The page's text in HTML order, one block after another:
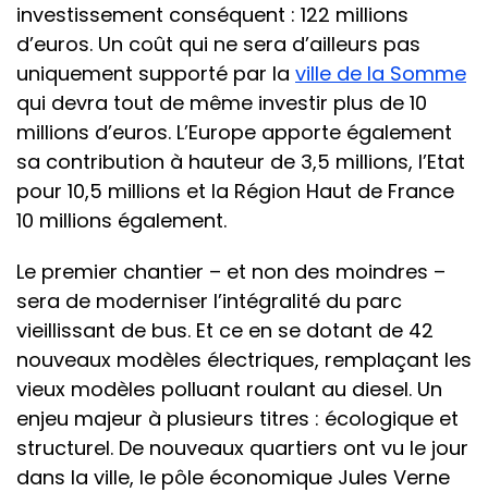
investissement conséquent : 122 millions
d’euros. Un coût qui ne sera d’ailleurs pas
uniquement supporté par la ville de la Somme
qui devra tout de même investir plus de 10
millions d’euros. L’Europe apporte également
sa contribution à hauteur de 3,5 millions, l’Etat
pour 10,5 millions et la Région Haut de France
10 millions également.
Le premier chantier – et non des moindres –
sera de moderniser l’intégralité du parc
vieillissant de bus. Et ce en se dotant de 42
nouveaux modèles électriques, remplaçant les
vieux modèles polluant roulant au diesel. Un
enjeu majeur à plusieurs titres : écologique et
structurel. De nouveaux quartiers ont vu le jour
dans la ville, le pôle économique Jules Verne